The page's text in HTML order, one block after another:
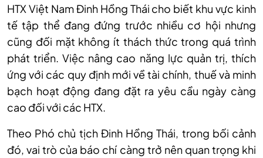
HTX Việt Nam Đinh Hồng Thái cho biết khu vực kinh
tế tập thể đang đứng trước nhiều cơ hội nhưng
cũng đối mặt không ít thách thức trong quá trình
phát triển. Việc nâng cao năng lực quản trị, thích
ứng với các quy định mới về tài chính, thuế và minh
bạch hoạt động đang đặt ra yêu cầu ngày càng
cao đối với các HTX.
Theo Phó chủ tịch Đinh Hồng Thái, trong bối cảnh
đó, vai trò của báo chí càng trở nên quan trọng khi